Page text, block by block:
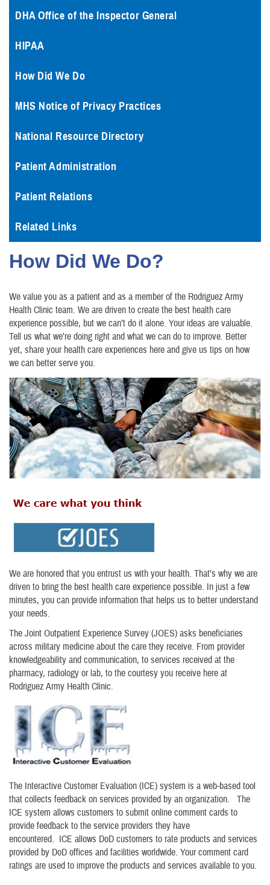
DHA Office of the Inspector General
HIPAA
How Did We Do
MHS Notice of Privacy Practices
National Resource Directory
Patient Administration
Patient Relations
Related Links
How Did We Do?
We value you as a patient and as a member of the Rodriguez Army
Health Clinic team. We are driven to create the best health care
experience possible, but we can’t do it alone. Your ideas are valuable.
Tell us what we’re doing right and what we can do to improve. Better
yet, share your health care experiences here and give us tips on how
we can better serve you.
We are honored that you entrust us with your health. That’s why we are
driven to bring the best health care experience possible. In just a few
minutes, you can provide information that helps us to better understand
your needs.
The Joint Outpatient Experience Survey (JOES) asks beneficiaries
across military medicine about the care they receive. From provider
knowledgeability and communication, to services received at the
pharmacy, radiology or lab, to the courtesy you receive here at
Rodriguez Army Health Clinic.
The Interactive Customer Evaluation (ICE) system is a web-based tool
that collects feedback on services provided by an organization. The
ICE system allows customers to submit online comment cards to
provide feedback to the service providers they have
encountered. ICE allows DoD customers to rate products and services
provided by DoD offices and facilities worldwide. Your comment card
ratings are used to improve the products and services available to you.